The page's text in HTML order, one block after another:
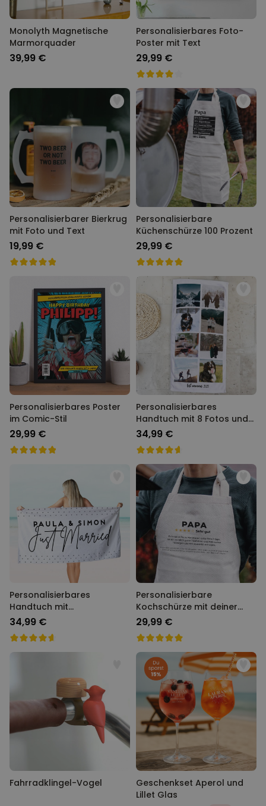
Monolyth Magnetische
Marmorquader
39,99 €
Personalisierbares Foto-
Poster mit Text
29,99 €
Personalisierbarer Bierkrug
mit Foto und Text
19,99 €
Personalisierbare
Küchenschürze 100 Prozent
29,99 €
Personalisierbares Poster
im Comic-Stil
29,99 €
Personalisierbares
Handtuch mit 8 Fotos und
Text
34,99 €
Personalisierbares
Handtuch mit
verschiedenen
Hintergründen
34,99 €
Personalisierbare
Kochschürze mit deiner
Bewertung
29,99 €
Fahrradklingel-Vogel
Geschenkset Aperol und
Lillet Glas